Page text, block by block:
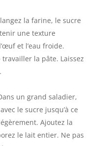
la farine, le sucre
une texture
et l’eau froide.
la pâte. Laissez
un grand saladier,
le sucre jusqu’à ce
Ajoutez la
le lait entier. Ne pas